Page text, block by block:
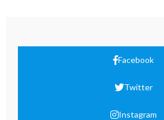
Facebook
Twitter
Instagram